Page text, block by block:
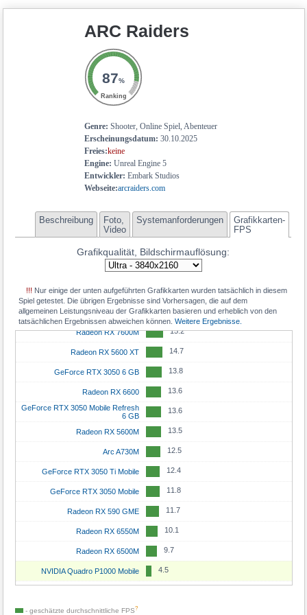
ARC Raiders
87%
Ranking
Genre: Shooter, Online Spiel, Abenteuer
Erscheinungsdatum: 30.10.2025
Freies:keine
Engine: Unreal Engine 5
Entwickler: Embark Studios
Webseite:arcraiders.com
Beschreibung
Foto,
Video
Systemanforderungen
Grafikkarten-
FPS
Grafikqualität, Bildschirmauflösung:
!!! Nur einige der unten aufgeführten Grafikkarten wurden tatsächlich in diesem
Spiel getestet. Die übrigen Ergebnisse sind Vorhersagen, die auf dem
allgemeinen Leistungsniveau der Grafikkarten basieren und erheblich von den
tatsächlichen Ergebnissen abweichen können.Weitere Ergebnisse.
GeForce RTX 2080 Super Max-Q 18.5
Radeon RX 7600S
GeForce RTX 5050 Mobile
Radeon RX 6700M
GeForce RTX 3050 17.8
Arc A770M
Radeon RX 6650 XT
Radeon RX 6600M
GeForce RTX 3060 Mobile 17.5
Radeon RX 7600M XT
Radeon RX 7700S 16.9
Radeon RX 6600 XT 16.9
Radeon RX 6650M 15.4
GeForce RTX 2060 Max-Q 15.3
Radeon RX 7600M 15.2
Radeon RX 5600 XT 14.7
GeForce RTX 3050 6 GB 13.8
Radeon RX 6600 13.6
GeForce RTX 3050 Mobile Refresh
6 GB
13.6
Radeon RX 5600M 13.5
Arc A730M 12.5
GeForce RTX 3050 Ti Mobile 12.4
GeForce RTX 3050 Mobile 11.8
Radeon RX 590 GME 11.7
Radeon RX 6550M 10.1
Radeon RX 6500M 9.7
NVIDIA Quadro P1000 Mobile 4.5
- geschätzte durchschnittliche FPS?